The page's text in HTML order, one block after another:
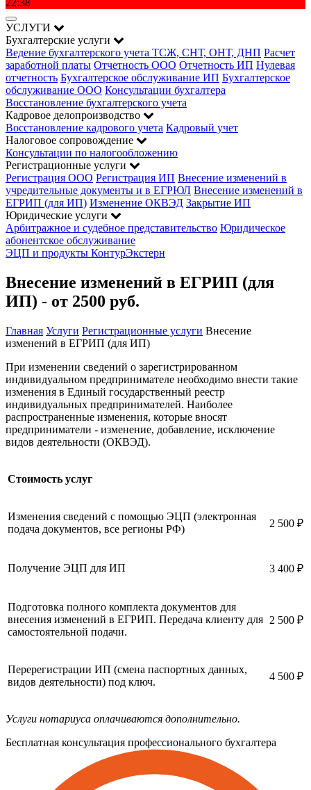
22:38
УСЛУГИ
Бухгалтерские услуги
Ведение бухгалтерского учета ТСЖ, СНТ, ОНТ, ДНП Расчет
заработной платы Отчетность ООО Отчетность ИП Нулевая
отчетность Бухгалтерское обслуживание ИП Бухгалтерское
обслуживание ООО Консультации бухгалтера
Восстановление бухгалтерского учета
Кадровое делопроизводство
Восстановление кадрового учета Кадровый учет
Налоговое сопровождение
Консультации по налогообложению
Регистрационные услуги
Регистрация ООО Регистрация ИП Внесение изменений в
учредительные документы и в ЕГРЮЛ Внесение изменений в
ЕГРИП (для ИП) Изменение ОКВЭД Закрытие ИП
Юридические услуги
Арбитражное и судебное представительство Юридическое
абонентское обслуживание
ЭЦП и продукты КонтурЭкстерн
Внесение изменений в ЕГРИП (для
ИП) - от 2500 руб.
Главная Услуги Регистрационные услуги Внесение
изменений в ЕГРИП (для ИП)
При изменении сведений о зарегистрированном
индивидуальном предпринимателе необходимо внести такие
изменения в Единый государственный реестр
индивидуальных предпринимателей. Наиболее
распространенные изменения, которые вносят
предприниматели - изменение, добавление, исключение
видов деятельности (ОКВЭД).
Стоимость услуг
Изменения сведений с помощью ЭЦП (электронная
подача документов, все регионы РФ)
2 500 ₽
Получение ЭЦП для ИП 3 400 ₽
Подготовка полного комплекта документов для
внесения изменений в ЕГРИП. Передача клиенту для
самостоятельной подачи.
2 500 ₽
Перерегистрации ИП (смена паспортных данных,
видов деятельности) под ключ.
4 500 ₽
Услуги нотариуса оплачиваются дополнительно.
Бесплатная консультация профессионального бухгалтера